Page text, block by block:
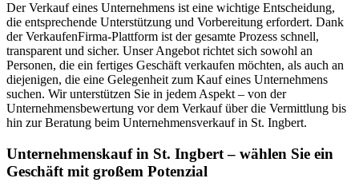
Der Verkauf eines Unternehmens ist eine wichtige Entscheidung,
die entsprechende Unterstützung und Vorbereitung erfordert. Dank
der VerkaufenFirma-Plattform ist der gesamte Prozess schnell,
transparent und sicher. Unser Angebot richtet sich sowohl an
Personen, die ein fertiges Geschäft verkaufen möchten, als auch an
diejenigen, die eine Gelegenheit zum Kauf eines Unternehmens
suchen. Wir unterstützen Sie in jedem Aspekt – von der
Unternehmensbewertung vor dem Verkauf über die Vermittlung bis
hin zur Beratung beim Unternehmensverkauf in St. Ingbert.
Unternehmenskauf in St. Ingbert – wählen Sie ein
Geschäft mit großem Potenzial